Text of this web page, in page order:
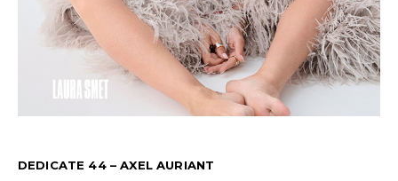
DEDICATE 44 – AXEL AURIANT